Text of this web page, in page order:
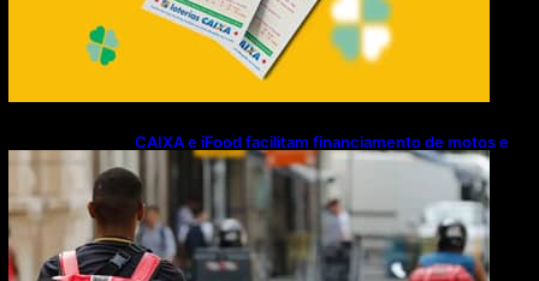
CAIXA e iFood facilitam financiamento de motos e
bicicletas elétricas para entregadores